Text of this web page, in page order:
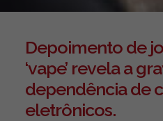
Depoimento de
‘vape’ revela a
dependência de
eletrônicos.